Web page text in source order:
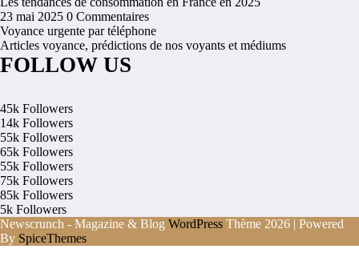
23 mai 2025 0 Commentaires
Voyance urgente par téléphone
Articles voyance, prédictions de nos voyants et médiums
FOLLOW US
45k Followers
14k Followers
55k Followers
65k Followers
55k Followers
75k Followers
85k Followers
5k Followers
Newscrunch - Magazine & Blog WordPress Thème 2026 | Powered
By SpiceThemes